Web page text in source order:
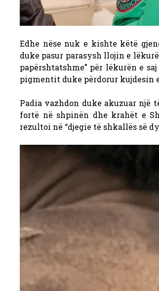
Edhe nëse nuk e kishte këtë
duke pasur parasysh llojin e
papërshtatshme” për lëkurën e
pigmentit duke përdorur kujdesin
Padia vazhdon duke akuzuar një
fortë në shpinën dhe krahët e
rezultoi në “djegie të shkallës së